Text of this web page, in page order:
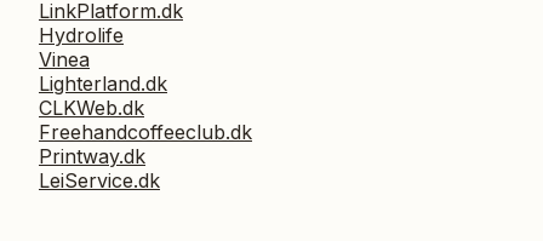
LinkPlatform.dk
Hydrolife
Vinea
Lighterland.dk
CLKWeb.dk
Freehandcoffeeclub.dk
Printway.dk
LeiService.dk